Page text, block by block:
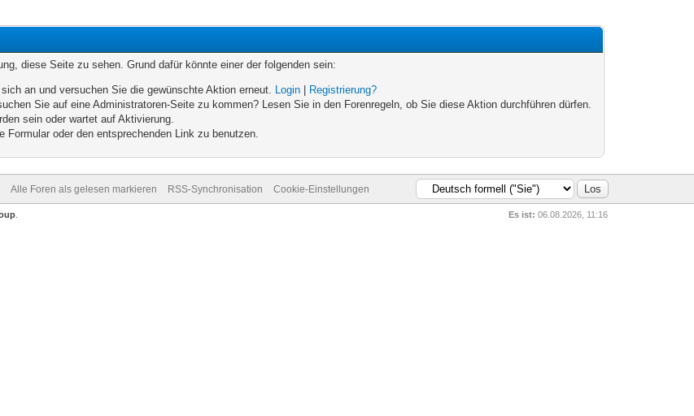
diese Seite zu sehen. Grund dafür könnte einer der folgenden sein:
an und versuchen Sie die gewünschte Aktion erneut. Login
Registrierung?
Sie auf eine Administratoren-Seite zu kommen? Lesen Sie in den Forenregeln, ob Sie diese Aktion durchführen dürfen.
sein oder wartet auf Aktivierung.
oder den entsprechenden Link zu benutzen.
Alle Foren als gelesen markieren RSS-Synchronisation Cookie-Einstellungen
Es ist: 06.08.2026, 11:16
.